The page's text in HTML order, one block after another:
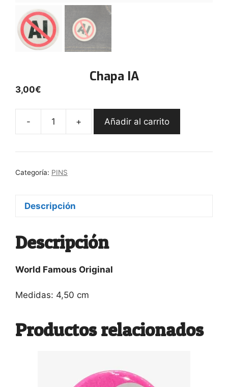
Chapa IA
3,00€
-
Chapa
cantidad
+ Añadir al carrito
Categoría: PINS
Descripción
Descripción
World Famous Original
Medidas: 4,50 cm
Productos relacionados